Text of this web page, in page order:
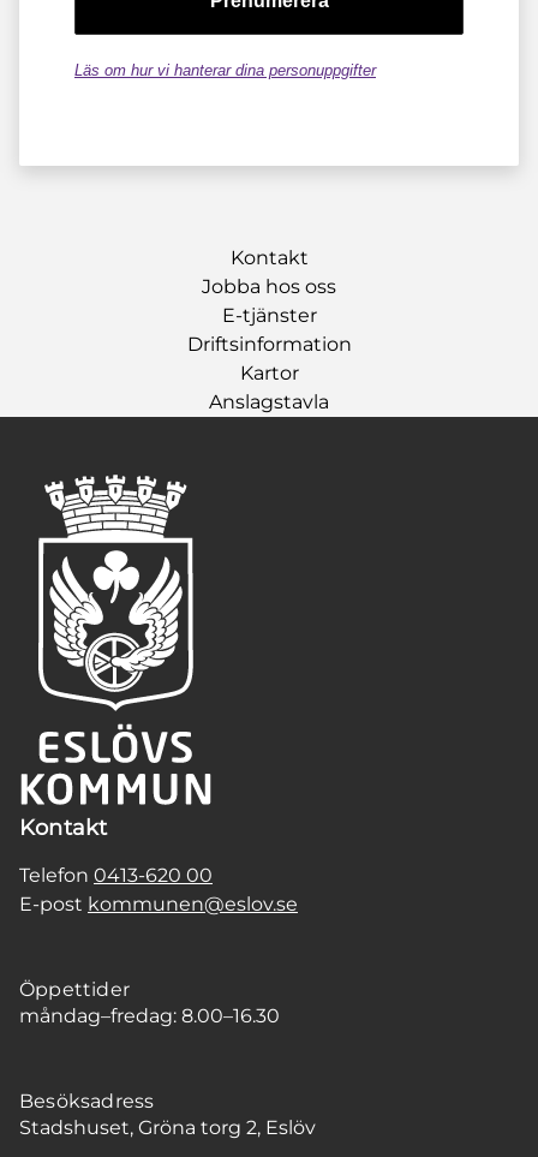
Läs om hur vi hanterar dina personuppgifter
Kontakt
Jobba hos oss
E-tjänster
Driftsinformation
Kartor
Anslagstavla
Kontakt
Telefon 0413-620 00
E-post kommunen@eslov.se
Öppettider
måndag–fredag: 8.00–16.30
Besöksadress
Stadshuset, Gröna torg 2, Eslöv